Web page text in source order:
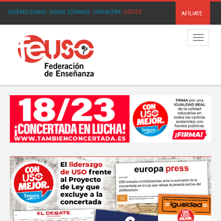
QUIÉNES SOMOS· DÓNDE ESTAMOS· CONTACTAR· USO.ES AFÍLIATE
Menú